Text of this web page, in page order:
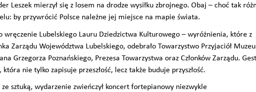
Leszek mierzył się z losem na drodze wysiłku zbrojnego. Obaj – choć tak
by przywrócić Polsce należne jej miejsce na mapie świata.
wręczenie Lubelskiego Lauru Dziedzictwa Kulturowego – wyróżnienia, które z
Zarządu Województwa Lubelskiego, odebrało Towarzystwo Przyjaciół
Grzegorza Poznańskiego, Prezesa Towarzystwa oraz Członków Zarządu. Gest
nie tylko zapisuje przeszłość, lecz także buduje przyszłość.
sztuką, wydarzenie zwieńczył koncert fortepianowy niezwykle